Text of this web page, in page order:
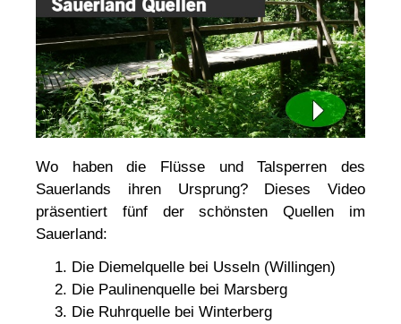
Wo haben die Flüsse und Talsperren des
Sauerlands ihren Ursprung? Dieses Video
präsentiert fünf der schönsten Quellen im
Sauerland:
Die Diemelquelle bei Usseln (Willingen)
Die Paulinenquelle bei Marsberg
Die Ruhrquelle bei Winterberg